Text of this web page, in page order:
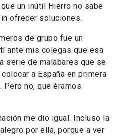
un inútil Hierro no sabe
ofrecer soluciones.
de grupo fue un
ante mis colegas que esa
serie de malabares que se
a España en primera
Pero no, que éramos
me dio igual. Incluso la
por ella, porque a ver